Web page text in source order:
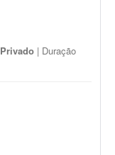
Privado | Duração